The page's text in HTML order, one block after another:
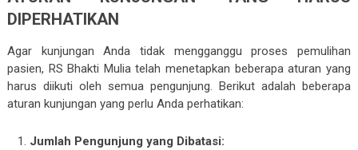
DIPERHATIKAN
Agar kunjungan Anda tidak mengganggu proses pemulihan
pasien, RS Bhakti Mulia telah menetapkan beberapa aturan yang
harus diikuti oleh semua pengunjung. Berikut adalah beberapa
aturan kunjungan yang perlu Anda perhatikan:
Jumlah Pengunjung yang Dibatasi: